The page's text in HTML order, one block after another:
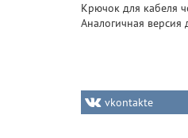
Крючок для кабеля
Аналогичная
vkontakte